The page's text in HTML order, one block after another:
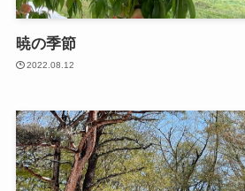
暁の季節
2022.08.12